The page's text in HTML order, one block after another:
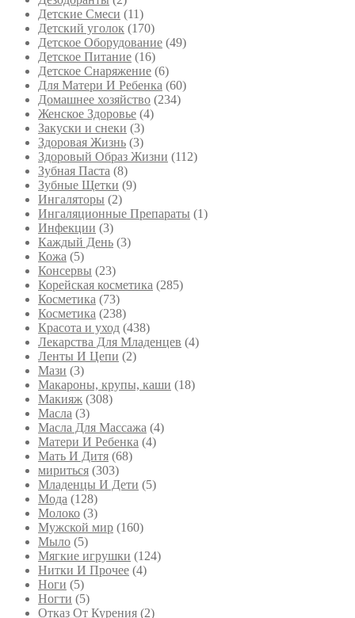
Детские Смеси (11)
Детский уголок (170)
Детское Оборудование (49)
Детское Питание (16)
Детское Снаряжение (6)
Для Матери И Ребенка (60)
Домашнее хозяйство (234)
Женское Здоровье (4)
Закуски и снеки (3)
Здоровая Жизнь (3)
Здоровый Образ Жизни (112)
Зубная Паста (8)
Зубные Щетки (9)
Ингаляторы (2)
Ингаляционные Препараты (1)
Инфекции (3)
Каждый День (3)
Кожа (5)
Консервы (23)
Корейская косметика (285)
Косметика (73)
Косметика (238)
Красота и уход (438)
Лекарства Для Младенцев (4)
Ленты И Цепи (2)
Мази (3)
Макароны, крупы, каши (18)
Макияж (308)
Масла (3)
Масла Для Массажа (4)
Матери И Ребенка (4)
Мать И Дитя (68)
мириться (303)
Младенцы И Дети (5)
Мода (128)
Молоко (3)
Мужской мир (160)
Мыло (5)
Мягкие игрушки (124)
Нитки И Прочее (4)
Ноги (5)
Ногти (5)
Отказ От Курения (2)